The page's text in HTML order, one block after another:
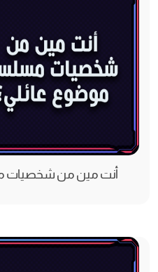
أنت مين من شخصيات